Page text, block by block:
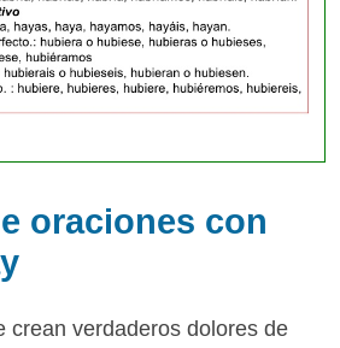
oraciones con
crean verdaderos dolores de